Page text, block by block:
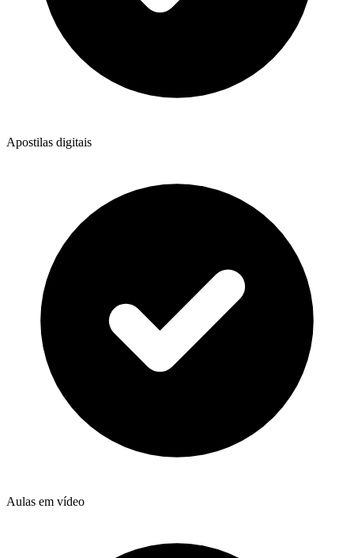
Apostilas digitais
Aulas em vídeo